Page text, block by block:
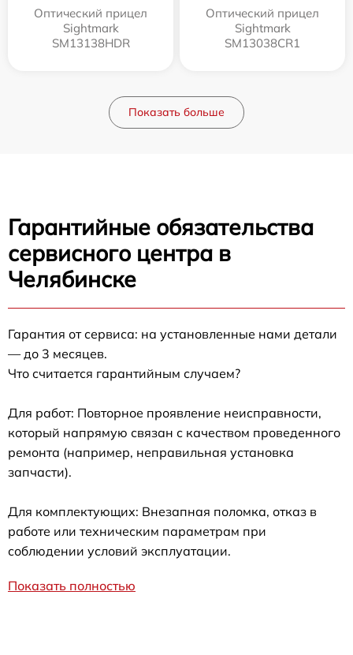
Оптический прицел
Sightmark
SM13138HDR
Оптический прицел
Sightmark
SM13038CR1
Показать больше
Гарантийные обязательства
сервисного центра в
Челябинске
Гарантия от сервиса: на установленные нами детали
— до 3 месяцев.
Что считается гарантийным случаем?
Для работ: Повторное проявление неисправности,
который напрямую связан с качеством проведенного
ремонта (например, неправильная установка
запчасти).
Для комплектующих: Внезапная поломка, отказ в
работе или техническим параметрам при
соблюдении условий эксплуатации.
Показать полностью